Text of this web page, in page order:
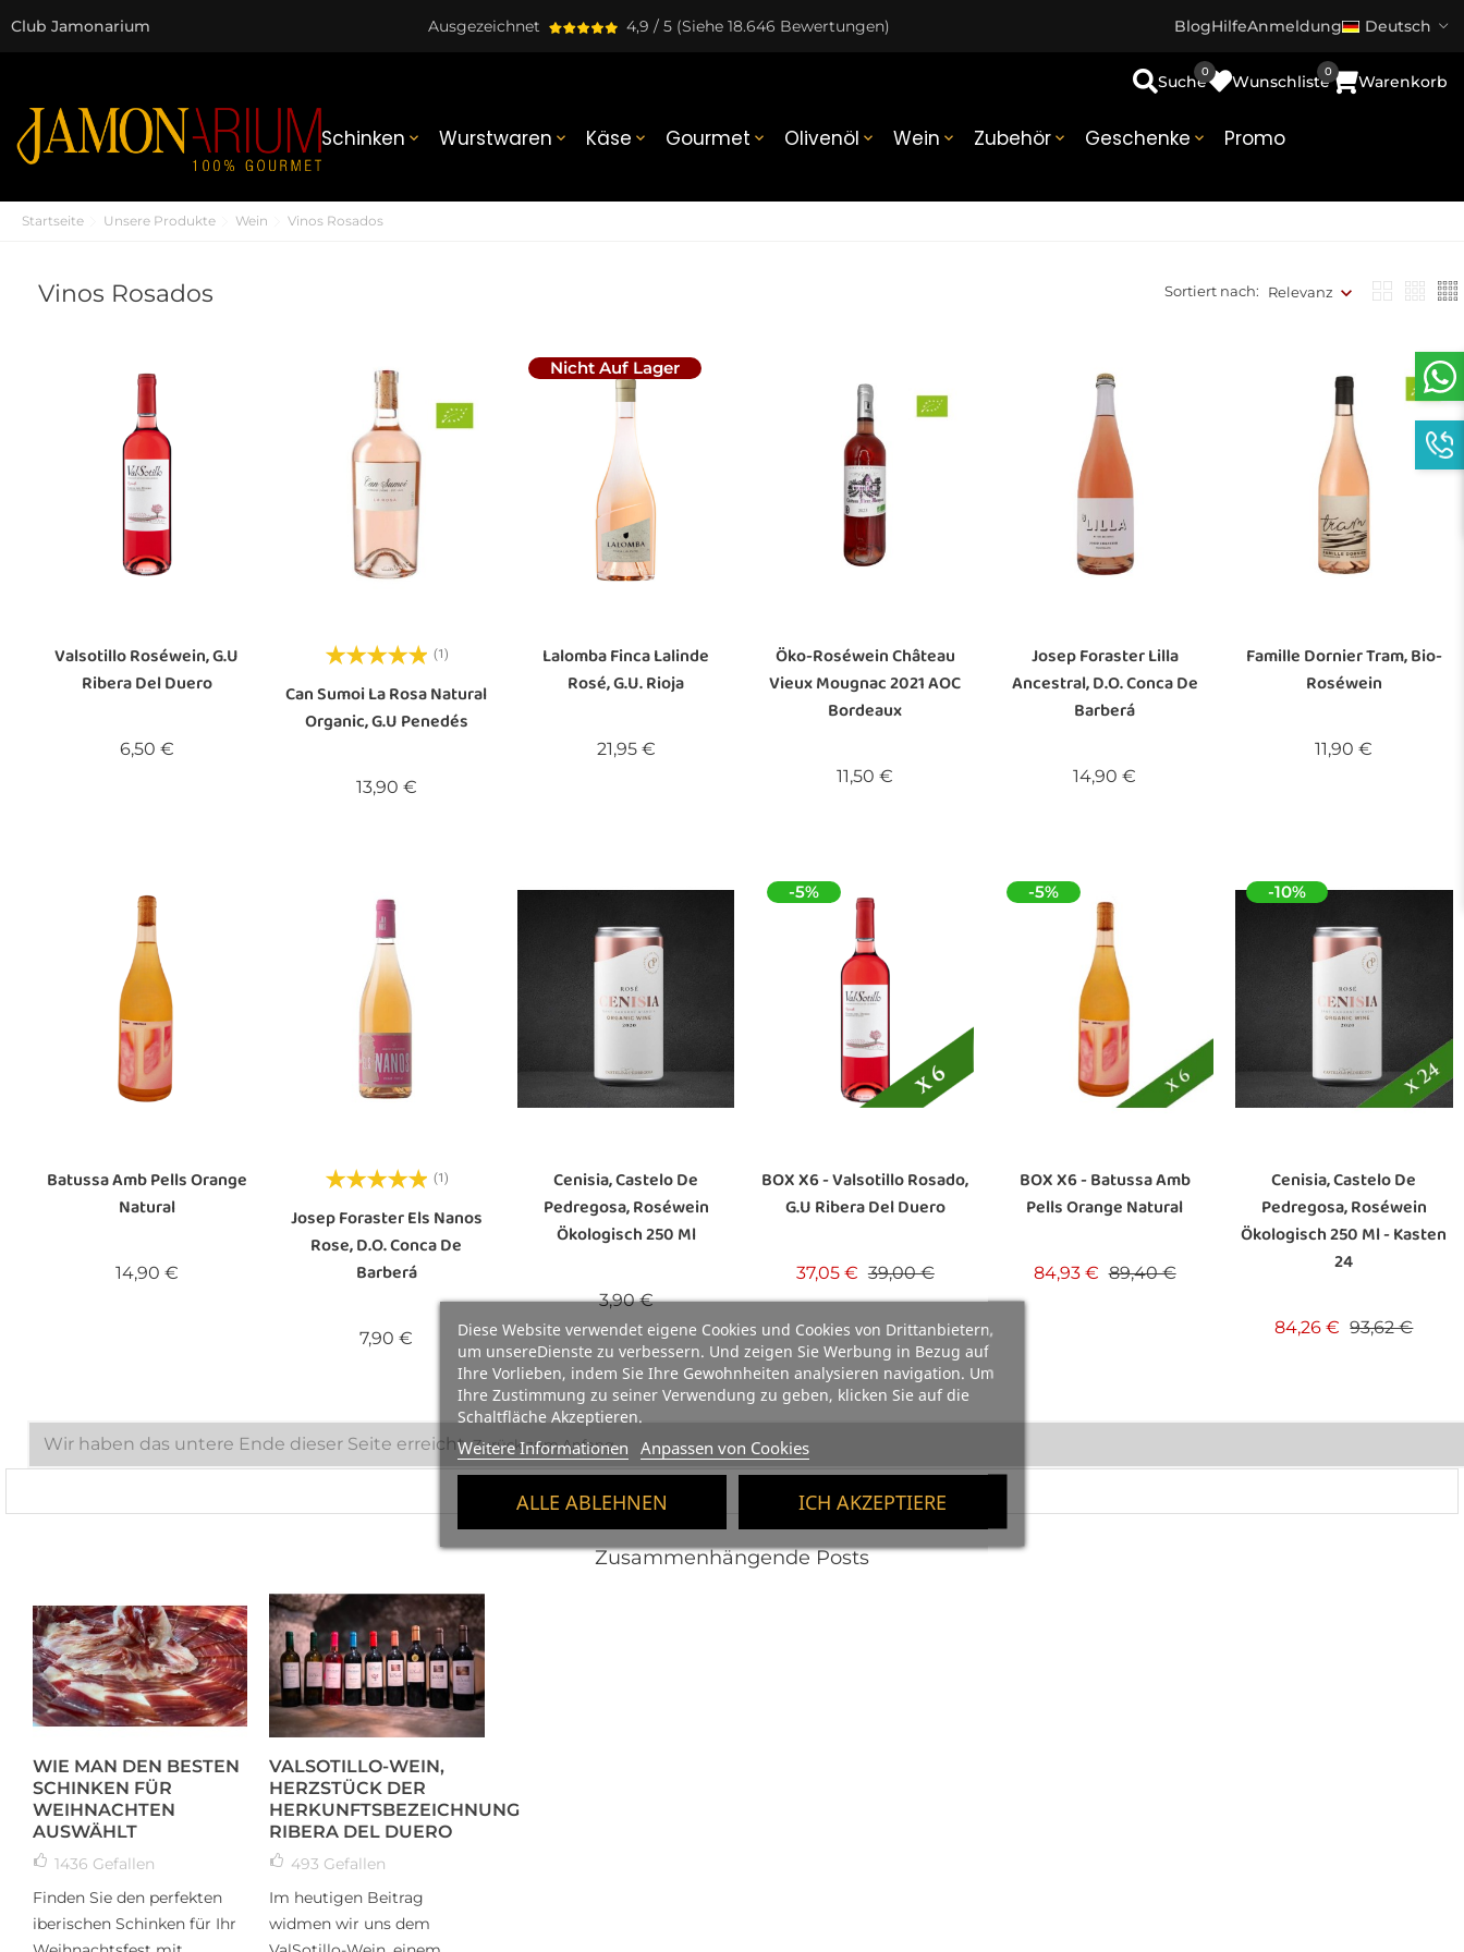
Diese Website verwendet eigene Cookies und Cookies von Drittanbietern,
um unsereDienste zu verbessern. Und zeigen Sie Werbung in Bezug auf
Ihre Vorlieben, indem Sie Ihre Gewohnheiten analysieren navigation. Um
Ihre Zustimmung zu seiner Verwendung zu geben, klicken Sie auf die
Schaltfläche Akzeptieren.
Weitere Informationen Anpassen von Cookies
ALLE ABLEHNEN ICH AKZEPTIERE
Club Jamonarium Ausgezeichnet 4,9 / 5 (Siehe 18.646 Bewertungen) BlogHilfeAnmeldung Deutsch
Schinken  Wurstwaren  Käse  Gourmet  Olivenöl  Wein  Zubehör  Geschenke  Promo
Suche Wunschliste
0
Warenkorb
0
Startseite Unsere Produkte Wein Vinos Rosados
Vinos Rosados Sortiert nach: Relevanz
Valsotillo Roséwein, G.U
Ribera Del Duero
6,50 €Preis
(1)
Can Sumoi La Rosa Natural
Organic, G.U Penedés
13,90 €Preis
Nicht Auf Lager
Lalomba Finca Lalinde
Rosé, G.U. Rioja
21,95 €Preis
Öko-Roséwein Château
Vieux Mougnac 2021 AOC
Bordeaux
11,50 €
Josep Foraster Lilla
Ancestral, D.O. Conca De
Barberá
14,90 €
Famille Dornier Tram, Bio-
Roséwein
11,90 €
Batussa Amb Pells Orange
Natural
14,90 €Preis
(1)
Josep Foraster Els Nanos
Rose, D.O. Conca De
Barberá
7,90 €
Cenisia, Castelo De
Pedregosa, Roséwein
Ökologisch 250 Ml
3,90 €Preis
-5%
BOX X6 - Valsotillo Rosado,
G.U Ribera Del Duero
37,05 € Verkaufspreis
39,00 €Preis
-5%
BOX X6 - Batussa Amb
Pells Orange Natural
84,93 € Verkaufspreis
89,40 €Preis
-10%
Cenisia, Castelo De
Pedregosa, Roséwein
Ökologisch 250 Ml - Kasten
24
84,26 € Verkaufspreis
93,62 €Preis
Wir haben das untere Ende dieser Seite erreicht.Zurück zum Anfang
Zusammenhängende Posts
WIE MAN DEN BESTEN
SCHINKEN FÜR
WEIHNACHTEN
AUSWÄHLT
1436 Gefallen
Finden Sie den perfekten
iberischen Schinken für Ihr
VALSOTILLO-WEIN,
HERZSTÜCK DER
HERKUNFTSBEZEICHNUNG
RIBERA DEL DUERO
493 Gefallen
Im heutigen Beitrag
widmen wir uns dem